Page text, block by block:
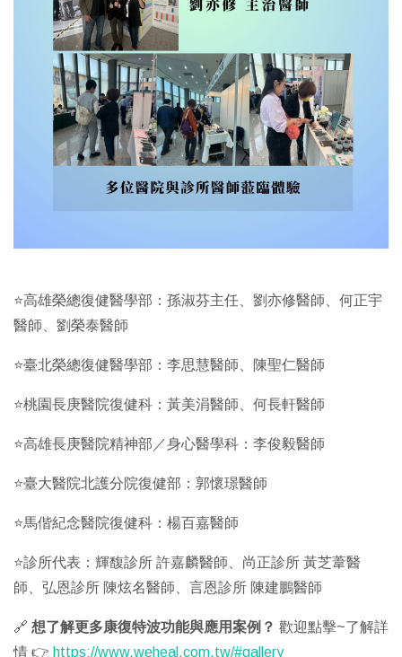
⭐高雄榮總復健醫學部：孫淑芬主任、劉亦修醫師、何正宇
醫師、劉榮泰醫師
⭐臺北榮總復健醫學部：李思慧醫師、陳聖仁醫師
⭐桃園長庚醫院復健科：黃美涓醫師、何長軒醫師
⭐高雄長庚醫院精神部／身心醫學科：李俊毅醫師
⭐臺大醫院北護分院復健部：郭懷璟醫師
⭐馬偕紀念醫院復健科：楊百嘉醫師
⭐診所代表：輝馥診所 許嘉麟醫師、尚正診所 黃芝葦醫
師、弘恩診所 陳炫名醫師、言恩診所 陳建鵬醫師
🔗 想了解更多康復特波功能與應用案例？ 歡迎點擊~了解詳
情 👉 https://www.weheal.com.tw/#gallery